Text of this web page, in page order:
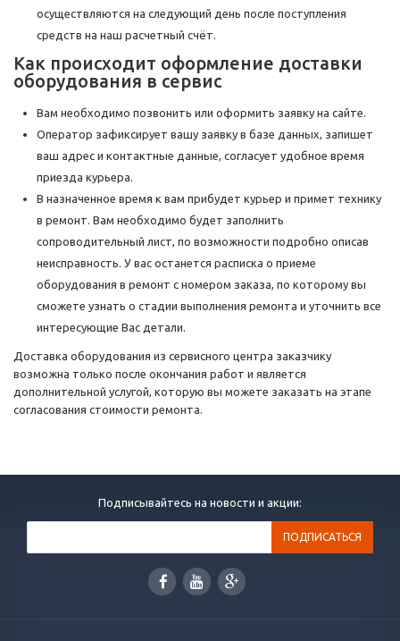
осуществляются на следующий день после поступления
средств на наш расчетный счёт.
Как происходит оформление доставки
оборудования в сервис
Вам необходимо позвонить или оформить заявку на сайте.
Оператор зафиксирует вашу заявку в базе данных, запишет
ваш адрес и контактные данные, согласует удобное время
приезда курьера.
В назначенное время к вам прибудет курьер и примет технику
в ремонт. Вам необходимо будет заполнить
сопроводительный лист, по возможности подробно описав
неисправность. У вас останется расписка о приеме
оборудования в ремонт с номером заказа, по которому вы
сможете узнать о стадии выполнения ремонта и уточнить все
интересующие Вас детали.
Доставка оборудования из сервисного центра заказчику
возможна только после окончания работ и является
дополнительной услугой, которую вы можете заказать на этапе
согласования стоимости ремонта.
Подписывайтесь на новости и акции: